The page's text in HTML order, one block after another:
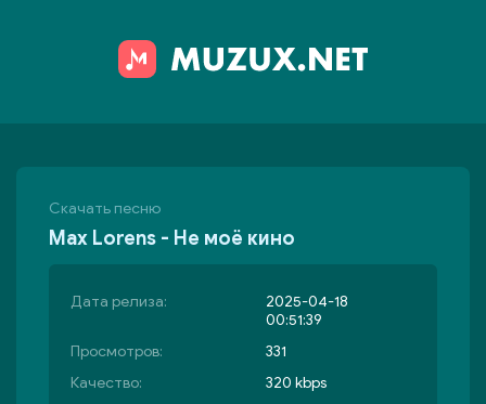
Скачать песню
Max Lorens - Не моё кино
Дата релиза:
2025-04-18
00:51:39
Просмотров:
331
Качество:
320 kbps